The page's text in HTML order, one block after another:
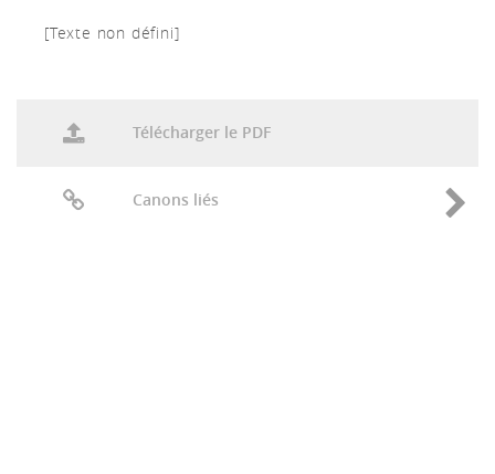
[Texte non défini]
Télécharger le PDF
Canons liés